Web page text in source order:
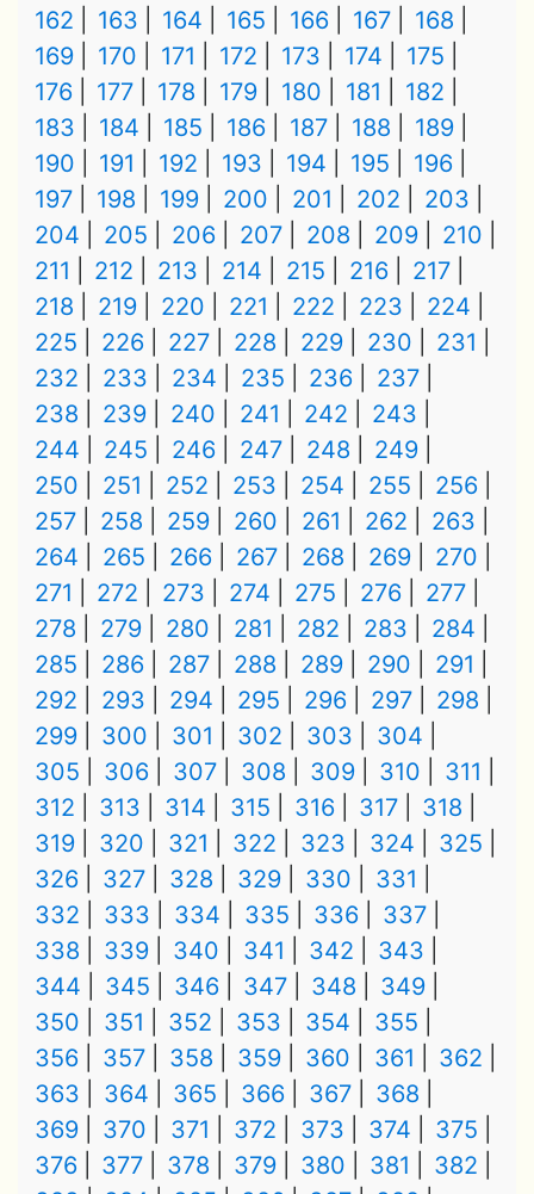
162
163 164 165 166 167
168
169
170 171 172 173 174
175
176
177 178 179 180 181
182
183
184 185 186 187 188
189
190
191 192 193 194 195
196
197
198 199 200 201 202
203
204
205 206 207 208 209
210
211
212 213 214 215 216
217
218
219 220 221 222 223
224
225
226 227 228 229 230
231
232
233 234 235 236
237
238
239 240 241 242
243
244
245 246 247 248
249
250
251 252 253 254 255
256
257
258 259 260 261 262
263
264
265 266 267 268 269
270
271
272 273 274 275 276
277
278
279 280 281 282 283
284
285
286 287 288 289 290
291
292
293 294 295 296 297
298
299
300 301 302 303
304
305
306 307 308 309 310
311
312
313 314 315 316 317
318
319
320 321 322 323 324
325
326
327 328 329 330
331
332
333 334 335 336
337
338
339 340 341 342
343
344
345 346 347 348
349
350
351 352 353 354
355
356
357 358 359 360 361
362
363
364 365 366 367
368
369
370 371 372 373 374
375
376
377 378 379 380 381
382